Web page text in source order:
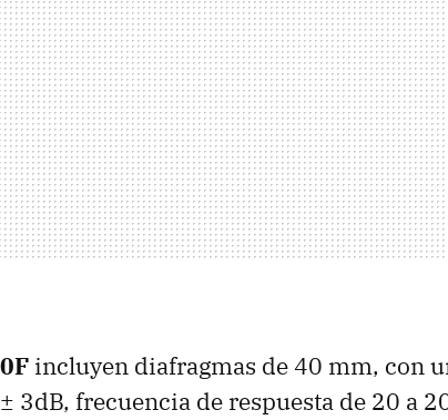
incluyen diafragmas de 40 mm, con
3dB, frecuencia de respuesta de 20 a